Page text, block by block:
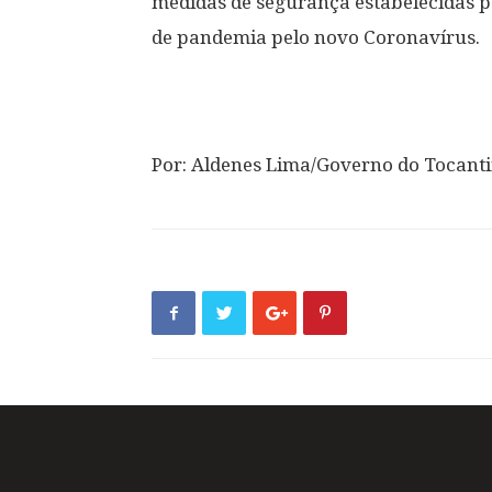
de pandemia pelo novo Coronavírus.
Por: Aldenes Lima/Governo do